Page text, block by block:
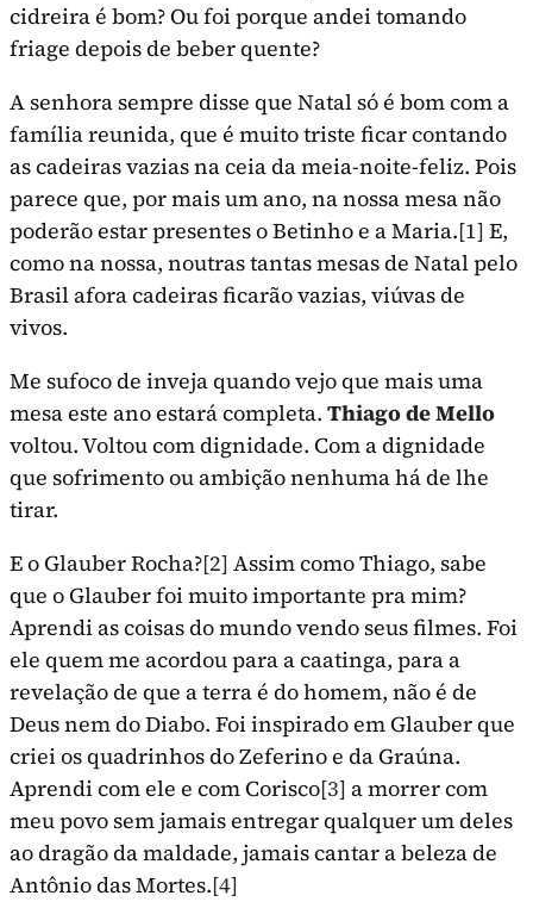
cidreira é bom? Ou foi porque andei toman­do
friage depois de beber quente?
A senhora sempre disse que Natal só é bom com a
fa­mília reunida, que é muito triste ficar contando
as cadeiras vazias na ceia da meia-noite-feliz. Pois
parece que, por mais um ano, na nossa mesa não
poderão estar presentes o Be­tinho e a Maria.[1] E,
como na nossa, noutras tantas mesas de Natal pelo
Brasil afora cadeiras ficarão vazias, viúvas de
vivos.
Me sufoco de inveja quando vejo que mais uma
mesa este ano estará completa. Thiago de Mello
voltou. Voltou com dignidade. Com a dignidade
que sofrimento ou ambi­ção nenhuma há de lhe
tirar.
E o Glauber Rocha?[2] Assim como Thiago, sabe
que o Glauber foi muito importante pra mim?
Aprendi as coisas do mundo vendo seus filmes. Foi
ele quem me acordou para a caatinga, para a
revelação de que a terra é do homem, não é de
Deus nem do Diabo. Foi inspirado em Glauber que
criei os quadrinhos do Zeferino e da Graúna.
Aprendi com ele e com Corisco[3] a morrer com
meu povo sem jamais entre­gar qualquer um deles
ao dragão da maldade, jamais cantar a beleza de
Antônio das Mortes.[4]